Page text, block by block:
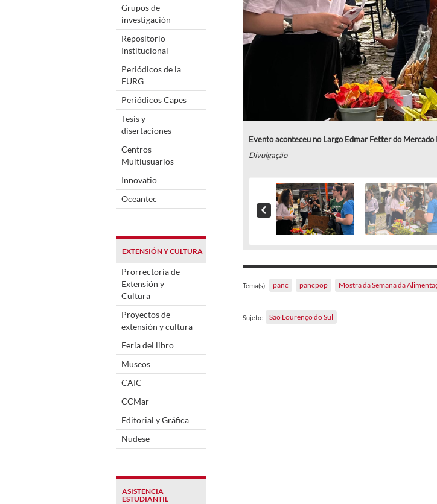
Grupos de
investigación
Repositorio
Institucional
Periódicos de la
FURG
Periódicos Capes
Tesis y
disertaciones
Centros
Multiusuarios
Innovatio
Oceantec
EXTENSIÓN Y CULTURA
Prorrectoría de
Extensión y
Cultura
Proyectos de
extensión y cultura
Feria del libro
Museos
CAIC
CCMar
Editorial y Gráfica
Nudese
ASISTENCIA
ESTUDIANTIL
Evento aconteceu no Largo Edmar Fetter do Mercado
Divulgação
Tema(s): panc pancpop Mostra da Semana da
Sujeto: São Lourenço do Sul